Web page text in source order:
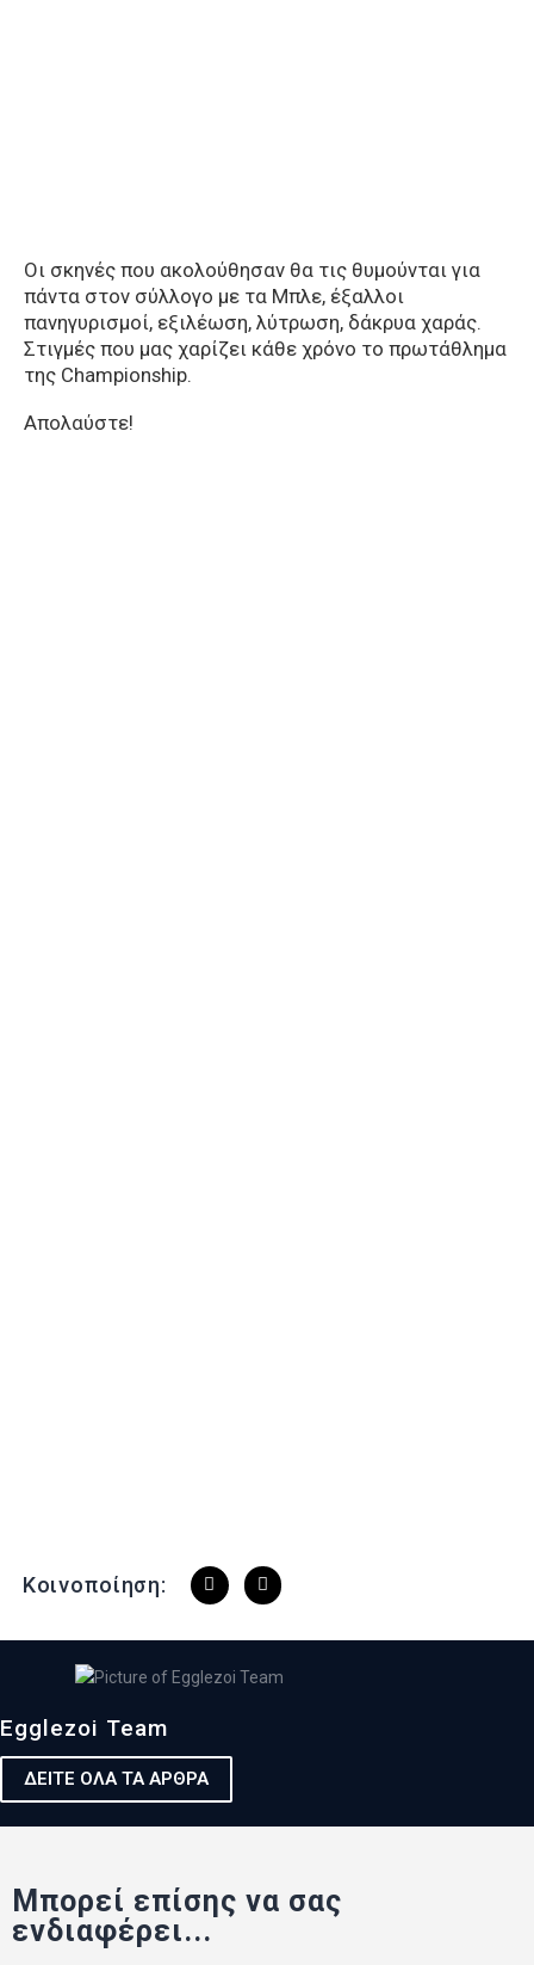
Οι σκηνές που ακολούθησαν θα τις θυμούνται για
πάντα στον σύλλογο με τα Μπλε, έξαλλοι
πανηγυρισμοί, εξιλέωση, λύτρωση, δάκρυα χαράς.
Στιγμές που μας χαρίζει κάθε χρόνο το πρωτάθλημα
της Championship.
Απολαύστε!
Κοινοποίηση:
Egglezoi Team
ΔΕΙΤΕ ΟΛΑ ΤΑ ΑΡΘΡΑ
Μπορεί επίσης να σας
ενδιαφέρει...